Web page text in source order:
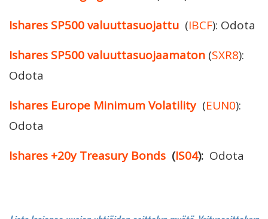
Ishares SP500 valuuttasuojattu (IBCF): Odota
Ishares SP500 valuuttasuojaamaton (SXR8):
Odota
Ishares Europe Minimum Volatility (EUN0):
Odota
Ishares +20y Treasury Bonds (IS04): Odota